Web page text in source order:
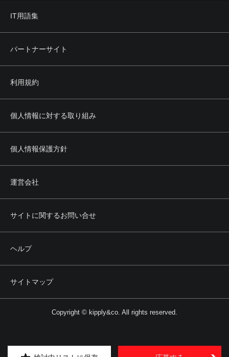
IT用語集
パートナーサイト
利用規約
個人情報に対する取り組み
個人情報保護方針
運営会社
サイトに関するお問い合せ
ヘルプ
サイトマップ
Copyright © kipply&co. All rights reserved.